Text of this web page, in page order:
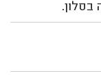
בסלון.